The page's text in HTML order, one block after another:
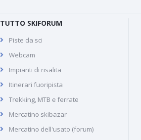
TUTTO SKIFORUM
Piste da sci
Webcam
Impianti di risalita
Itinerari fuoripista
Trekking, MTB e ferrate
Mercatino skibazar
Mercatino dell'usato (forum)
Buffaure - Ciampac
Comprensorio sciistico di
Buffaure - Ciampac (Alba di
Val di Fassa